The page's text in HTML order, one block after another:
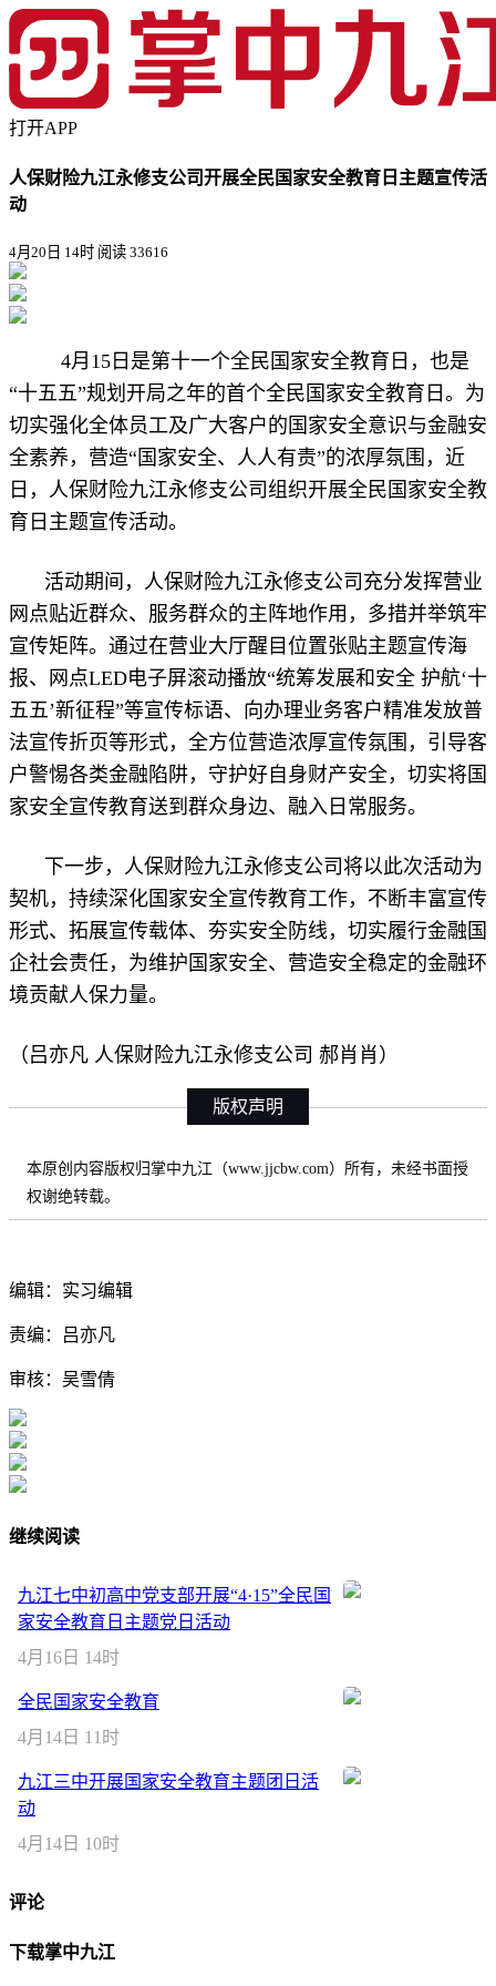
打开APP
人保财险九江永修支公司开展全民国家安全教育日主题宣传活
动
4月20日 14时 阅读 33616
4月15日是第十一个全民国家安全教育日，也是
“十五五”规划开局之年的首个全民国家安全教育日。为
切实强化全体员工及广大客户的国家安全意识与金融安
全素养，营造“国家安全、人人有责”的浓厚氛围，近
日，人保财险九江永修支公司组织开展全民国家安全教
育日主题宣传活动。
活动期间，人保财险九江永修支公司充分发挥营业
网点贴近群众、服务群众的主阵地作用，多措并举筑牢
宣传矩阵。通过在营业大厅醒目位置张贴主题宣传海
报、网点LED电子屏滚动播放“统筹发展和安全 护航‘十
五五’新征程”等宣传标语、向办理业务客户精准发放普
法宣传折页等形式，全方位营造浓厚宣传氛围，引导客
户警惕各类金融陷阱，守护好自身财产安全，切实将国
家安全宣传教育送到群众身边、融入日常服务。
下一步，人保财险九江永修支公司将以此次活动为
契机，持续深化国家安全宣传教育工作，不断丰富宣传
形式、拓展宣传载体、夯实安全防线，切实履行金融国
企社会责任，为维护国家安全、营造安全稳定的金融环
境贡献人保力量。
（吕亦凡 人保财险九江永修支公司 郝肖肖）
版权声明
本原创内容版权归掌中九江（www.jjcbw.com）所有，未经书面授
权谢绝转载。
编辑：实习编辑
责编：吕亦凡
审核：吴雪倩
继续阅读
九江七中初高中党支部开展“4·15”全民国
家安全教育日主题党日活动
4月16日 14时
全民国家安全教育
4月14日 11时
九江三中开展国家安全教育主题团日活
动
4月14日 10时
评论
下载掌中九江